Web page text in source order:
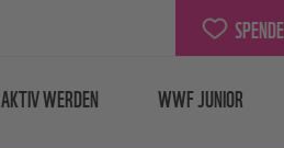
AKTIV WERDEN WWF JUNIOR